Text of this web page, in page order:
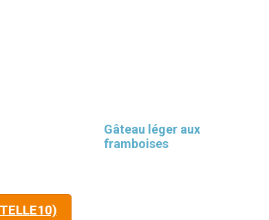
Gâteau léger aux
framboises
PÂTISSERIE